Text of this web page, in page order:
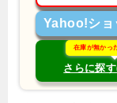
Yahoo!ショ
在庫が無かっ
さらに探